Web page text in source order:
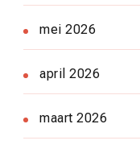
mei 2026
april 2026
maart 2026